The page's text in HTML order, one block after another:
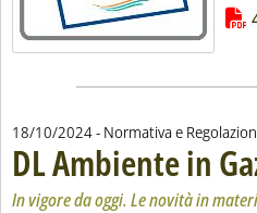
Lista allegati PDF alla
18/10/2024- Normativa e
DL Ambiente in
In vigore da oggi. Le novità in